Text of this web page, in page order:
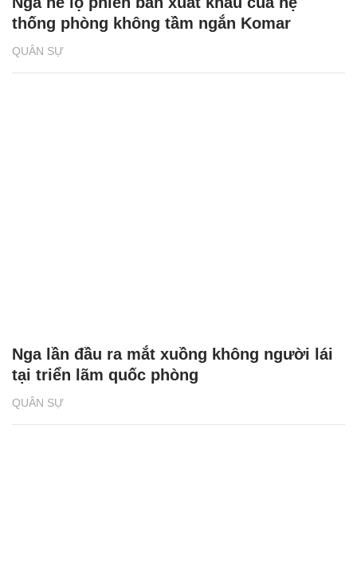
QUÂN SỰ
thống phòng không tầm ngắn Komar
QUÂN SỰ
Nga lần đầu ra mắt xuồng không người lái
tại triển lãm quốc phòng